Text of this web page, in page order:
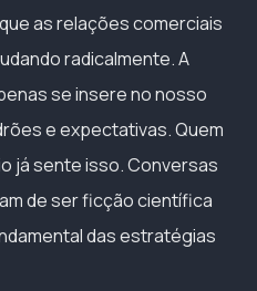
as relações comerciais
radicalmente. A
se insere no nosso
e expectativas. Quem
já sente isso. Conversas
de ser ficção científica
das estratégias